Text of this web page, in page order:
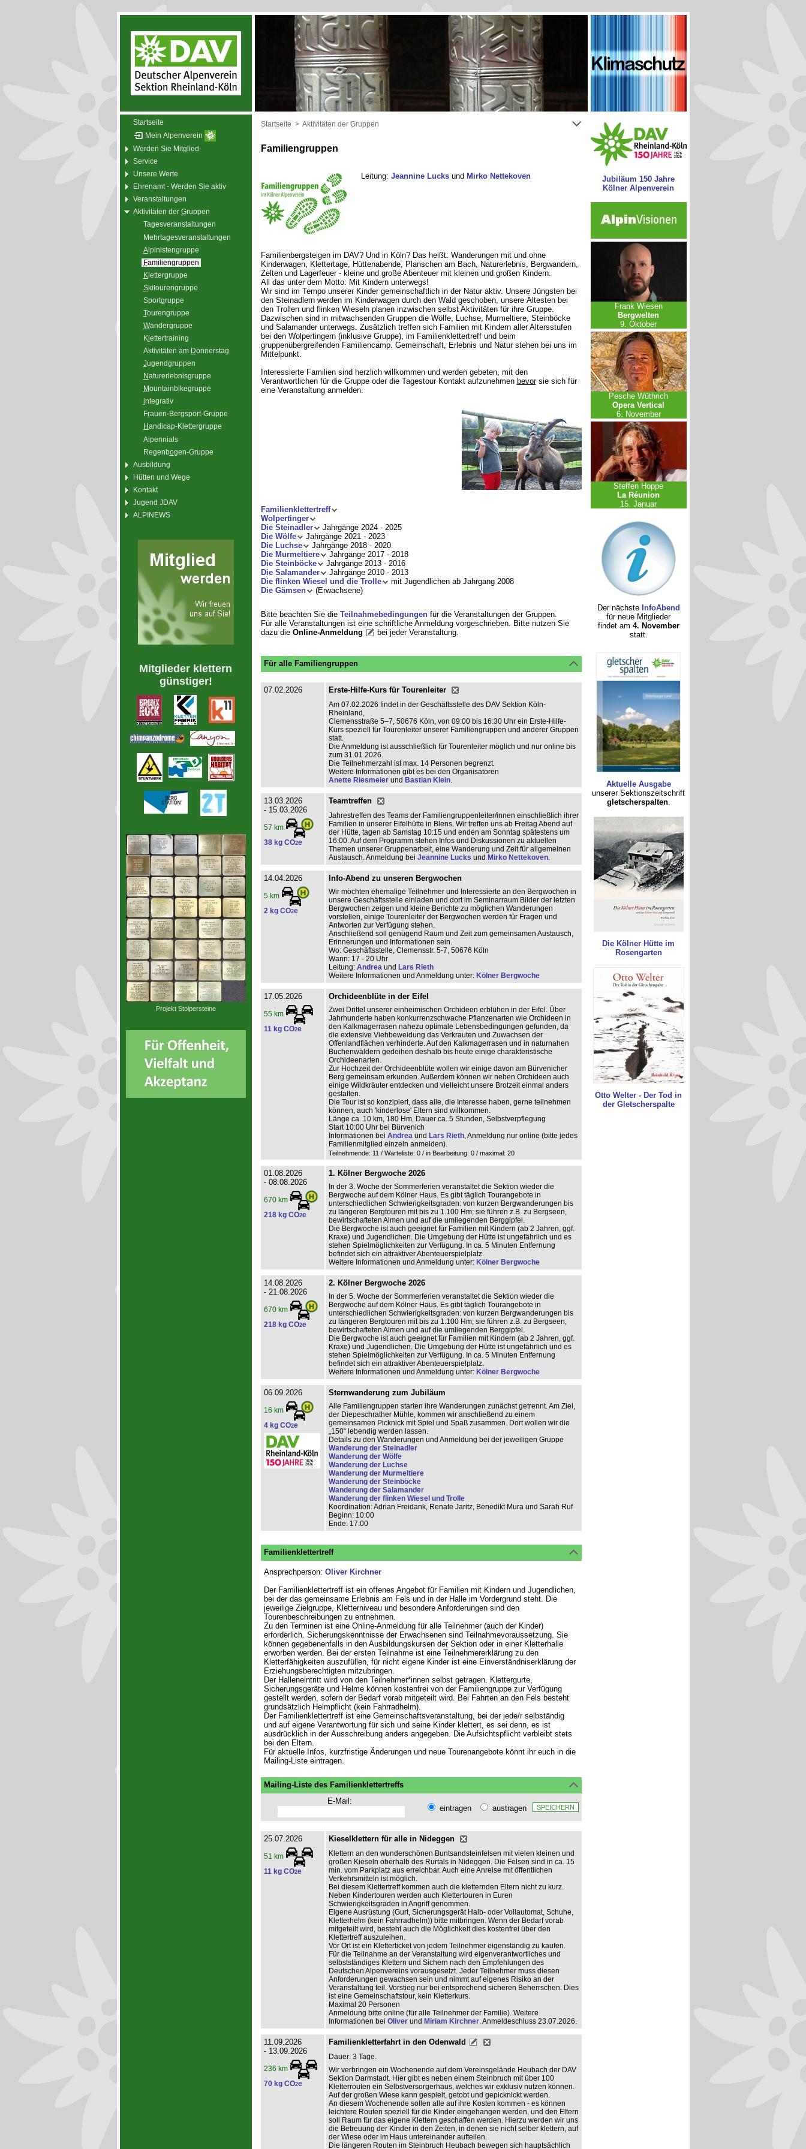
Startseite
Mein Alpenverein
Werden Sie Mitglied
Service
Unsere Werte
Ehrenamt - Werden Sie aktiv
Veranstaltungen
Aktivitäten der Gruppen
Tagesveranstaltungen
Mehrtagesveranstaltungen
Alpinistengruppe
Familiengruppen
Klettergruppe
Skitourengruppe
Sportgruppe
Tourengruppe
Wandergruppe
Kl ettertraining
Aktivitäten am Donnerstag
Jugendgruppen
Naturerlebnisgruppe
Mountainbikegruppe
integrativ
Frauen-Bergsport-Gruppe
Handicap-Klettergruppe
Alpennials
Regenbogen-Gruppe
Ausbildung
Hütten und Wege
Kontakt
Jugend JDAV
ALPINEWS
Mitglieder klettern
günstiger!
Projekt Stolpersteine
Startseite > Aktivitäten der Gruppen
Familiengruppen
Leitung: Jeannine Lucksund Mirko Nettekoven
Familienbergsteigen im DAV? Und in Köln? Das heißt: Wanderungen mit und ohne
Kinderwagen, Klettertage, Hüttenabende, Planschen am Bach, Naturerlebnis, Bergwandern,
Zelten und Lagerfeuer - kleine und große Abenteuer mit kleinen und großen Kindern.
All das unter dem Motto: Mit Kindern unterwegs!
Wir sind im Tempo unserer Kinder gemeinschaftlich in der Natur aktiv. Unsere Jüngsten bei
den Steinadlern werden im Kinderwagen durch den Wald geschoben, unsere Ältesten bei
den Trollen und flinken Wieseln planen inzwischen selbst Aktivitäten für ihre Gruppe.
Dazwischen sind in mitwachsenden Gruppen die Wölfe, Luchse, Murmeltiere, Steinböcke
und Salamander unterwegs. Zusätzlich treffen sich Familien mit Kindern aller Altersstufen
bei den Wolpertingern (inklusive Gruppe), im Familienklettertreff und beim
gruppenübergreifenden Familiencamp. Gemeinschaft, Erlebnis und Natur stehen bei uns im
Mittelpunkt.
Interessierte Familien sind herzlich willkommen und werden gebeten, mit den
Verantwortlichen für die Gruppe oder die Tagestour Kontakt aufzunehmen bevorsie sich für
eine Veranstaltung anmelden.
Familienklettertreff
Wolpertinger
Die Steinadler
Jahrgänge 2024 - 2025
Die Wölfe
Jahrgänge 2021 - 2023
Die Luchse
Jahrgänge 2018 - 2020
Die Murmeltiere
Jahrgänge 2017 - 2018
Die Steinböcke
Jahrgänge 2013 - 2016
Die Salamander
Jahrgänge 2010 - 2013
Die flinken Wiesel und die Trolle
mit Jugendlichen ab Jahrgang 2008
Die Gämsen
(Erwachsene)
Bitte beachten Sie die Teilnahmebedingungenfür die Veranstaltungen der Gruppen.
Für alle Veranstaltungen ist eine schriftliche Anmeldung vorgeschrieben. Bitte nutzen Sie
dazu die Online-Anmeldung bei jeder Veranstaltung.
Für alle Familiengruppen
07.02.2026 Erste-Hilfe-Kurs für Tourenleiter
Am 07.02.2026 findet in der Geschäftsstelle des DAV Sektion Köln-
Rheinland,
Clemensstraße 5–7, 50676 Köln, von 09:00 bis 16:30 Uhr ein Erste-Hilfe-
Kurs speziell für Tourenleiter unserer Familiengruppen und anderer Gruppen
statt.
Die Anmeldung ist ausschließlich für Tourenleiter möglich und nur online bis
zum 31.01.2026.
Die Teilnehmerzahl ist max. 14 Personen begrenzt.
Weitere Informationen gibt es bei den Organisatoren
Anette Riesmeierund Bastian Klein.
13.03.2026
- 15.03.2026
57 km
38 kg CO2e
Teamtreffen
Jahrestreffen des Teams der Familiengruppenleiter/innen einschließlich ihrer
Familien in unserer Eifelhütte in Blens. Wir treffen uns ab Freitag Abend auf
der Hütte, tagen ab Samstag 10:15 und enden am Sonntag spätestens um
16:00. Auf dem Programm stehen Infos und Diskussionen zu aktuellen
Themen unserer Gruppenarbeit, eine Wanderung und Zeit für allgemeinen
Austausch. Anmeldung bei Jeannine Lucks und Mirko Nettekoven.
14.04.2026
5 km
2 kg CO2e
Info-Abend zu unseren Bergwochen
Wir möchten ehemalige Teilnehmer und Interessierte an den Bergwochen in
unsere Geschäftsstelle einladen und dort im Seminarraum Bilder der letzten
Bergwochen zeigen und kleine Berichte zu möglichen Wanderungen
vorstellen, einige Tourenleiter der Bergwochen werden für Fragen und
Antworten zur Verfügung stehen.
Anschließend soll genügend Raum und Zeit zum gemeinsamen Austausch,
Erinnerungen und Informationen sein.
Wo: Geschäftsstelle, Clemensstr. 5-7, 50676 Köln
Wann: 17 - 20 Uhr
Leitung: Andreaund Lars Rieth
Weitere Informationen und Anmeldung unter: Kölner Bergwoche
17.05.2026
55 km
11 kg CO2e
Orchideenblüte in der Eifel
Zwei Drittel unserer einheimischen Orchideen erblühen in der Eifel. Über
Jahrhunderte haben konkurrenzschwache Pflanzenarten wie Orchideen in
den Kalkmagerrasen nahezu optimale Lebensbedingungen gefunden, da
die extensive Viehbeweidung das Verkrauten und Zuwachsen der
Offenlandflächen verhinderte. Auf den Kalkmagerrasen und in naturnahen
Buchenwäldern gedeihen deshalb bis heute einige charakteristische
Orchideenarten.
Zur Hochzeit der Orchideenblüte wollen wir einige davon am Bürvenicher
Berg gemeinsam erkunden. Außerdem können wir neben Orchideen auch
einige Wildkräuter entdecken und vielleicht unsere Brotzeit einmal anders
gestalten.
Die Tour ist so konzipiert, dass alle, die Interesse haben, gerne teilnehmen
können, auch 'kinderlose' Eltern sind willkommen.
Länge ca. 10 km, 180 Hm, Dauer ca. 5 Stunden, Selbstverpflegung
Start 10:00 Uhr bei Bürvenich
Informationen bei Andreaund Lars Rieth, Anmeldung nur online (bitte jedes
Familienmitglied einzeln anmelden).
Teilnehmende: 11 / Warteliste: 0 / in Bearbeitung: 0 / maximal: 20
01.08.2026
- 08.08.2026
670 km
218 kg CO2e
1. Kölner Bergwoche 2026
In der 3. Woche der Sommerferien veranstaltet die Sektion wieder die
Bergwoche auf dem Kölner Haus. Es gibt täglich Tourangebote in
unterschiedlichen Schwierigkeitsgraden: von kurzen Bergwanderungen bis
zu längeren Bergtouren mit bis zu 1.100 Hm; sie führen z.B. zu Bergseen,
bewirtschafteten Almen und auf die umliegenden Berggipfel.
Die Bergwoche ist auch geeignet für Familien mit Kindern (ab 2 Jahren, ggf.
Kraxe) und Jugendlichen. Die Umgebung der Hütte ist ungefährlich und es
stehen Spielmöglichkeiten zur Verfügung. In ca. 5 Minuten Entfernung
befindet sich ein attraktiver Abenteuerspielplatz.
Weitere Informationen und Anmeldung unter: Kölner Bergwoche
14.08.2026
- 21.08.2026
670 km
218 kg CO2e
2. Kölner Bergwoche 2026
In der 5. Woche der Sommerferien veranstaltet die Sektion wieder die
Bergwoche auf dem Kölner Haus. Es gibt täglich Tourangebote in
unterschiedlichen Schwierigkeitsgraden: von kurzen Bergwanderungen bis
zu längeren Bergtouren mit bis zu 1.100 Hm; sie führen z.B. zu Bergseen,
bewirtschafteten Almen und auf die umliegenden Berggipfel.
Die Bergwoche ist auch geeignet für Familien mit Kindern (ab 2 Jahren, ggf.
Kraxe) und Jugendlichen. Die Umgebung der Hütte ist ungefährlich und es
stehen Spielmöglichkeiten zur Verfügung. In ca. 5 Minuten Entfernung
befindet sich ein attraktiver Abenteuerspielplatz.
Weitere Informationen und Anmeldung unter: Kölner Bergwoche
06.09.2026
16 km
4 kg CO2e
Sternwanderung zum Jubiläum
Alle Familiengruppen starten ihre Wanderungen zunächst getrennt. Am Ziel,
der Diepeschrather Mühle, kommen wir anschließend zu einem
gemeinsamen Picknick mit Spiel und Spaß zusammen. Dort wollen wir die
„150“ lebendig werden lassen.
Details zu den Wanderungen und Anmeldung bei der jeweiligen Gruppe
Wanderung der Steinadler
Wanderung der Wölfe
Wanderung der Luchse
Wanderung der Murmeltiere
Wanderung der Steinböcke
Wanderung der Salamander
Wanderung der flinken Wiesel und Trolle
Koordination: Adrian Freidank, Renate Jaritz, Benedikt Mura und Sarah Ruf
Beginn: 10:00
Ende: 17:00
Familienklettertreff
Ansprechperson: Oliver Kirchner
Der Familienklettertreff ist ein offenes Angebot für Familien mit Kindern und Jugendlichen,
bei der das gemeinsame Erlebnis am Fels und in der Halle im Vordergrund steht. Die
jeweilige Zielgruppe, Kletterniveau und besondere Anforderungen sind den
Tourenbeschreibungen zu entnehmen.
Zu den Terminen ist eine Online-Anmeldung für alle Teilnehmer (auch der Kinder)
erforderlich. Sicherungskenntnisse der Erwachsenen sind Teilnahmevoraussetzung. Sie
können gegebenenfalls in den Ausbildungskursen der Sektion oder in einer Kletterhalle
erworben werden. Bei der ersten Teilnahme ist eine Teilnehmererklärung zu den
Kletterfähigkeiten auszufüllen, für nicht eigene Kinder ist eine Einverständniserklärung der
Erziehungsberechtigten mitzubringen.
Der Halleneintritt wird von den Teilnehmer*innen selbst getragen. Klettergurte,
Sicherungsgeräte und Helme können kostenfrei von der Familiengruppe zur Verfügung
gestellt werden, sofern der Bedarf vorab mitgeteilt wird. Bei Fahrten an den Fels besteht
grundsätzlich Helmpflicht (kein Fahrradhelm).
Der Familienklettertreff ist eine Gemeinschaftsveranstaltung, bei der jede/r selbständig
und auf eigene Verantwortung für sich und seine Kinder klettert, es sei denn, es ist
ausdrücklich in der Ausschreibung anders angegeben. Die Aufsichtspflicht verbleibt stets
bei den Eltern.
Für aktuelle Infos, kurzfristige Änderungen und neue Tourenangebote könnt ihr euch in die
Mailing-Liste eintragen.
Mailing-Liste des Familienklettertreffs
E-Mail:
eintragen
austragen
25.07.2026
51 km
11 kg CO2e
Kieselklettern für alle in Nideggen
Klettern an den wunderschönen Buntsandsteinfelsen mit vielen kleinen und
großen Kieseln oberhalb des Rurtals in Nideggen. Die Felsen sind in ca. 15
min. vom Parkplatz aus erreichbar. Auch eine Anreise mit öffentlichen
Verkehrsmitteln ist möglich.
Bei diesem Klettertreff kommen auch die kletternden Eltern nicht zu kurz.
Neben Kindertouren werden auch Klettertouren in Euren
Schwierigkeitsgraden in Angriff genommen.
Eigene Ausrüstung (Gurt, Sicherungsgerät Halb- oder Vollautomat, Schuhe,
Kletterhelm (kein Fahrradhelm)) bitte mitbringen. Wenn der Bedarf vorab
mitgeteilt wird, besteht auch die Möglichkeit dies kostenfrei über den
Klettertreff auszuleihen.
Vor Ort ist ein Kletterticket von jedem Teilnehmer eigenständig zu kaufen.
Für die Teilnahme an der Veranstaltung wird eigenverantwortliches und
selbstständiges Klettern und Sichern nach den Empfehlungen des
Deutschen Alpenvereins vorausgesetzt. Jeder Teilnehmer muss diesen
Anforderungen gewachsen sein und nimmt auf eigenes Risiko an der
Veranstaltung teil. Vorstieg nur bei entsprechend sicheren Beherrschen. Dies
ist eine Gemeinschaftstour, kein Kletterkurs.
Maximal 20 Personen
Anmeldung bitte online (für alle Teilnehmer der Familie). Weitere
Informationen bei Oliverund Miriam Kirchner. Anmeldeschluss 23.07.2026.
11.09.2026
- 13.09.2026
236 km
70 kg CO2e
Familienkletterfahrt in den Odenwald
Dauer: 3 Tage.
Wir verbringen ein Wochenende auf dem Vereinsgelände Heubach der DAV
Sektion Darmstadt. Hier gibt es neben einem Steinbruch mit über 100
Kletterrouten ein Selbstversorgerhaus, welches wir exklusiv nutzen können.
Auf der großen Wiese kann gespielt, getobt und gepicknickt werden.
An diesem Wochenende sollen alle auf ihre Kosten kommen - es können
leichtere Routen speziell für die Kinder eingehangen werden, und den Eltern
soll Raum für das eigene Klettern geschaffen werden. Hierzu werden wir uns
die Betreuung der Kinder in den Zeiten, in denen sie nicht selber klettern, auf
der Wiese oder im Haus untereinander aufteilen.
Die längeren Routen im Steinbruch Heubach bewegen sich hauptsächlich
Jubiläum 150 Jahre
Kölner Alpenverein
Frank Wiesen
Bergwelten
9. Oktober
Pesche Wüthrich
Opera Vertical
6. November
Steffen Hoppe
La Réunion
15. Januar
Der nächste InfoAbend
für neue Mitglieder
findet am 4. November
statt.
Aktuelle Ausgabe
unserer Sektionszeitschrift
gletscherspalten.
Die Kölner Hütte im
Rosengarten
Otto Welter - Der Tod in
der Gletscherspalte